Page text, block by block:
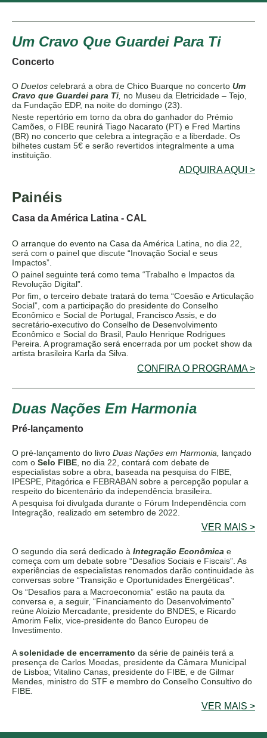
Um Cravo Que Guardei Para Ti
Concerto
O Duetos celebrará a obra de Chico Buarque no concerto Um
Cravo que Guardei para Ti no Museu da Eletricidade – Tejo,
da Fundação EDP, na noite do domingo (23).
Neste repertório em torno da obra do ganhador do Prémio
Camões, o FIBE reunirá Tiago Nacarato (PT) e Fred Martins
(BR) no concerto que celebra a integração e a liberdade. Os
bilhetes custam 5€ e serão revertidos integralmente a uma
instituição.
ADQUIRA AQUI >
Painéis
Casa da América Latina - CAL
O arranque do evento na Casa da América Latina, no dia 22,
será com o painel que discute “Inovação Social e seus
Impactos”.
O painel seguinte terá como tema “Trabalho e Impactos da
Revolução Digital”.
Por fim, o terceiro debate tratará do tema “Coesão e Articulação
Social”, com a participação do presidente do Conselho
Econômico e Social de Portugal, Francisco Assis, e do
secretário-executivo do Conselho de Desenvolvimento
Econômico e Social do Brasil, Paulo Henrique Rodrigues
Pereira. A programação será encerrada por um pocket show da
artista brasileira Karla da Silva.
CONFIRA O PROGRAMA >
Duas Nações Em Harmonia
Pré-lançamento
O pré-lançamento do livro Duas Nações em Harmonia,
lançado
com o Selo FIBE , no dia 22, contará com debate de
especialistas sobre a obra, baseada na pesquisa do FIBE,
IPESPE, Pitagórica e FEBRABAN sobre a percepção popular a
respeito do bicentenário da independência brasileira.
A pesquisa foi divulgada durante o Fórum Independência com
Integração, realizado em setembro de 2022.
VER MAIS >
O segundo dia será dedicado à Integração Econômica e
começa com um debate sobre “Desafios Sociais e Fiscais”. As
experiências de especialistas renomados darão continuidade às
conversas sobre “Transição e Oportunidades Energéticas”.
Os “Desafios para a Macroeconomia” estão na pauta da
conversa e, a seguir, “Financiamento do Desenvolvimento”
reúne Aloizio Mercadante, presidente do BNDES, e Ricardo
Amorim Felix, vice-presidente do Banco Europeu de
Investimento.
Asolenidade de encerramento da série de painéis terá a
presença de Carlos Moedas, presidente da Câmara Municipal
de Lisboa; Vitalino Canas, presidente do FIBE, e de Gilmar
Mendes, ministro do STF e membro do Conselho Consultivo do
FIBE.
VER MAIS >